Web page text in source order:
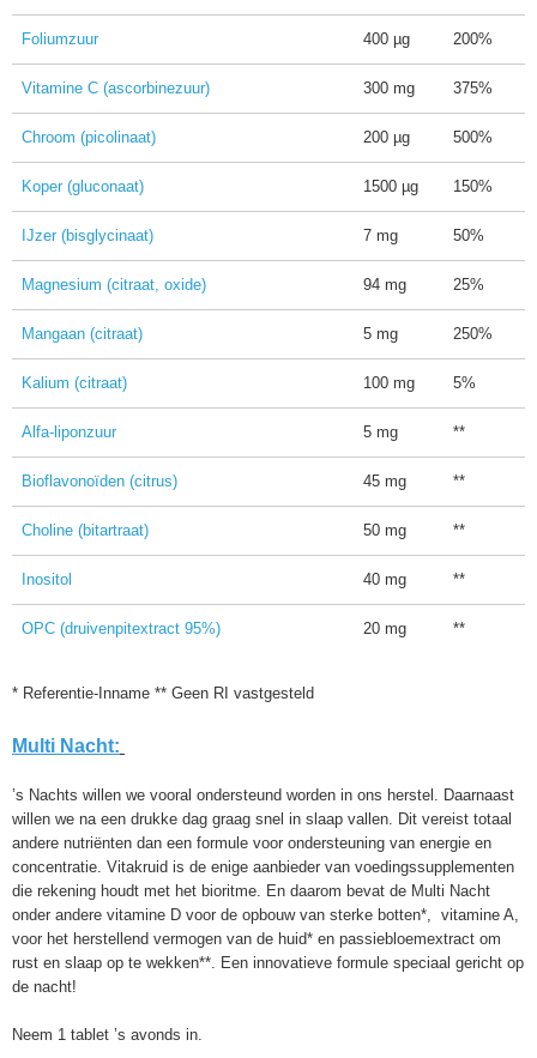
Foliumzuur 400 µg 200%
Vitamine C (ascorbinezuur) 300 mg 375%
Chroom (picolinaat) 200 µg 500%
Koper (gluconaat) 1500 µg 150%
IJzer (bisglycinaat) 7 mg 50%
Magnesium (citraat, oxide) 94 mg 25%
Mangaan (citraat) 5 mg 250%
Kalium (citraat) 100 mg 5%
Alfa-liponzuur 5 mg **
Bioflavonoïden (citrus) 45 mg **
Choline (bitartraat) 50 mg **
Inositol 40 mg **
OPC (druivenpitextract 95%) 20 mg **
* Referentie-Inname ** Geen RI vastgesteld
Multi Nacht:
’s Nachts willen we vooral ondersteund worden in ons herstel. Daarnaast
willen we na een drukke dag graag snel in slaap vallen. Dit vereist totaal
andere nutriënten dan een formule voor ondersteuning van energie en
concentratie. Vitakruid is de enige aanbieder van voedingssupplementen
die rekening houdt met het bioritme. En daarom bevat de Multi Nacht
onder andere vitamine D voor de opbouw van sterke botten*, vitamine A,
voor het herstellend vermogen van de huid* en passiebloemextract om
rust en slaap op te wekken**. Een innovatieve formule speciaal gericht op
de nacht!
Neem 1 tablet ’s avonds in.